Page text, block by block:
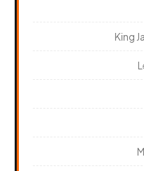
King